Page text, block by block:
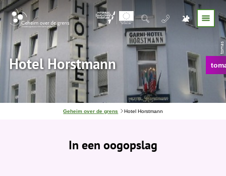
© tomas
Hotel Horstmann
J
Geheim over de grens Hotel Horstmann
In een oogopslag